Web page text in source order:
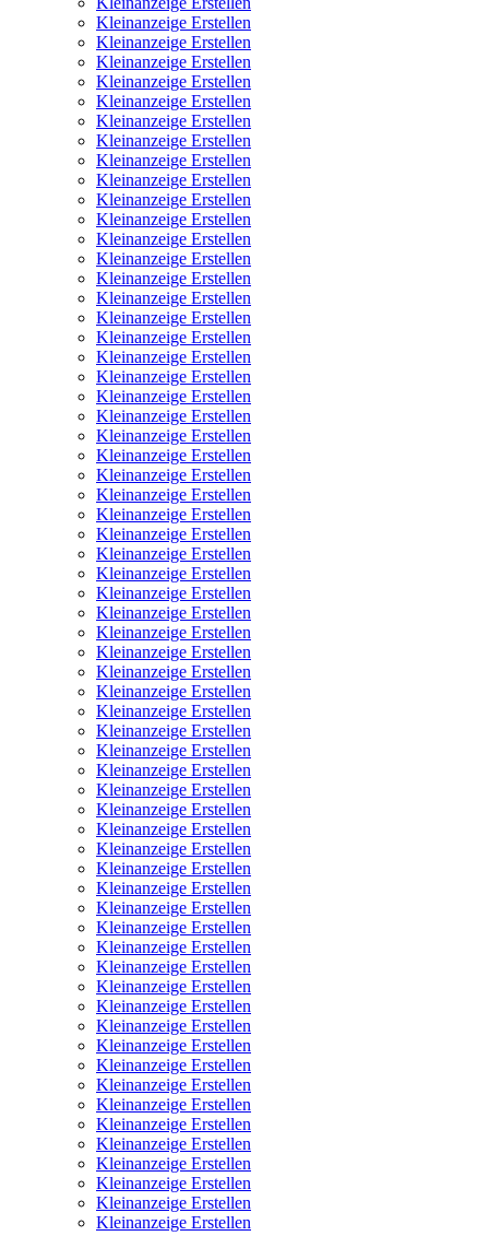
Kleinanzeige Erstellen
Kleinanzeige Erstellen
Kleinanzeige Erstellen
Kleinanzeige Erstellen
Kleinanzeige Erstellen
Kleinanzeige Erstellen
Kleinanzeige Erstellen
Kleinanzeige Erstellen
Kleinanzeige Erstellen
Kleinanzeige Erstellen
Kleinanzeige Erstellen
Kleinanzeige Erstellen
Kleinanzeige Erstellen
Kleinanzeige Erstellen
Kleinanzeige Erstellen
Kleinanzeige Erstellen
Kleinanzeige Erstellen
Kleinanzeige Erstellen
Kleinanzeige Erstellen
Kleinanzeige Erstellen
Kleinanzeige Erstellen
Kleinanzeige Erstellen
Kleinanzeige Erstellen
Kleinanzeige Erstellen
Kleinanzeige Erstellen
Kleinanzeige Erstellen
Kleinanzeige Erstellen
Kleinanzeige Erstellen
Kleinanzeige Erstellen
Kleinanzeige Erstellen
Kleinanzeige Erstellen
Kleinanzeige Erstellen
Kleinanzeige Erstellen
Kleinanzeige Erstellen
Kleinanzeige Erstellen
Kleinanzeige Erstellen
Kleinanzeige Erstellen
Kleinanzeige Erstellen
Kleinanzeige Erstellen
Kleinanzeige Erstellen
Kleinanzeige Erstellen
Kleinanzeige Erstellen
Kleinanzeige Erstellen
Kleinanzeige Erstellen
Kleinanzeige Erstellen
Kleinanzeige Erstellen
Kleinanzeige Erstellen
Kleinanzeige Erstellen
Kleinanzeige Erstellen
Kleinanzeige Erstellen
Kleinanzeige Erstellen
Kleinanzeige Erstellen
Kleinanzeige Erstellen
Kleinanzeige Erstellen
Kleinanzeige Erstellen
Kleinanzeige Erstellen
Kleinanzeige Erstellen
Kleinanzeige Erstellen
Kleinanzeige Erstellen
Kleinanzeige Erstellen
Kleinanzeige Erstellen
Kleinanzeige Erstellen